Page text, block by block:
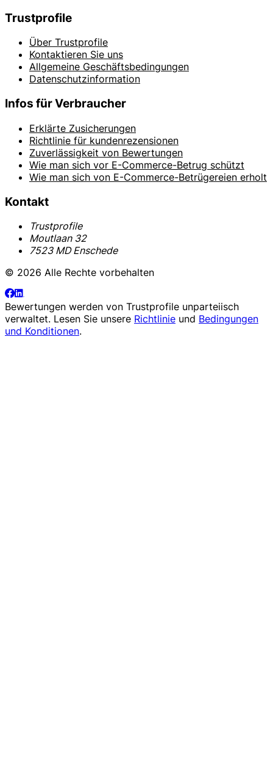
Trustprofile
Über Trustprofile
Kontaktieren Sie uns
Allgemeine Geschäftsbedingungen
Datenschutzinformation
Infos für Verbraucher
Erklärte Zusicherungen
Richtlinie für kundenrezensionen
Zuverlässigkeit von Bewertungen
Wie man sich vor E-Commerce-Betrug schützt
Wie man sich von E-Commerce-Betrügereien erholt
Kontakt
Trustprofile
Moutlaan 32
7523 MD Enschede
© 2026 Alle Rechte vorbehalten
Bewertungen werden von Trustprofile unparteiisch
verwaltet. Lesen Sie unsere Richtlinie und Bedingungen
und Konditionen.